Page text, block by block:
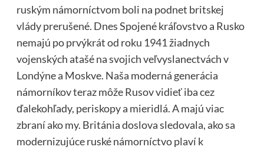
ruským námorníctvom boli na podnet britskej
vlády prerušené. Dnes Spojené kráľovstvo a Rusko
nemajú po prvýkrát od roku 1941 žiadnych
vojenských atašé na svojich veľvyslanectvách v
Londýne a Moskve. Naša moderná generácia
námorníkov teraz môže Rusov vidieť iba cez
ďalekohľady, periskopy a mieridlá. A majú viac
zbraní ako my. Británia doslova sledovala, ako sa
modernizujúce ruské námorníctvo plaví k